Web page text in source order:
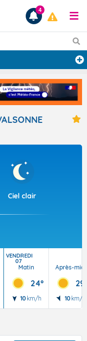
4
Ciel clair
VENDREDI
07
Matin
24°
10 km/h
Après-midi
29°
10 km/h